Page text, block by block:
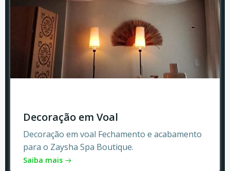
Decoração em Voal
Decoração em voal Fechamento e acabamento
para o Zaysha Spa Boutique.
Saiba mais